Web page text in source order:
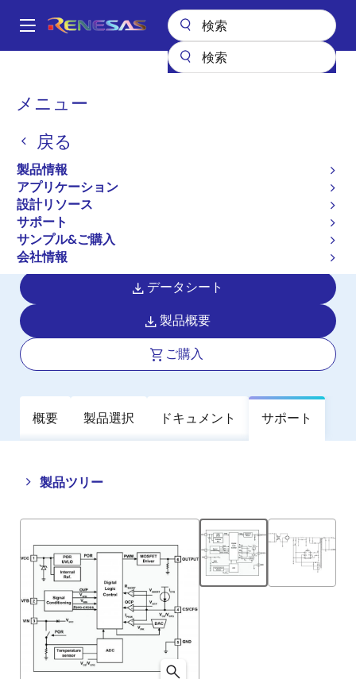
ン
Main
メニュー
戻る
製品情報
アプリケーション
設計リソース
サポート
サンプル&ご購入
会社情報
パ
く
ず
パワー & パワーマネジメント
ソリッドステート照明
iW3671
アクティブ
Power Factor Correction Flyback
Controller for Front-End Power
Conversion in Commercial SSL
Lighting
データシート
製品概要
ご購入
概要 製品選択 ドキュメント サポート
製品ツリー
Close
tree
Open
tree